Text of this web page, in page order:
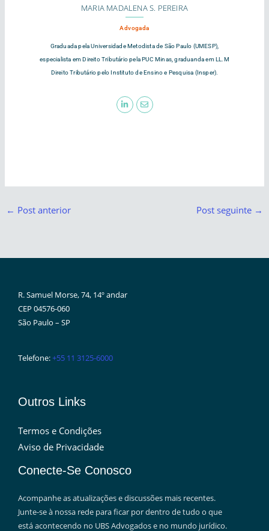
MARIA MADALENA S. PEREIRA
Advogada
Graduada pela Universidade Metodista de São Paulo (UMESP),
especialista em Direito Tributário pela PUC Minas, graduanda em LL.M
Direito Tributário pelo Instituto de Ensino e Pesquisa (Insper).
← Post anterior Post seguinte →
R. Samuel Morse, 74, 14º andar
CEP 04576-060
São Paulo – SP
Telefone:+55 11 3125-6000
Outros Links
Termos e Condições
Aviso de Privacidade
Conecte-Se Conosco
Acompanhe as atualizações e discussões mais recentes.
Junte-se à nossa rede para ficar por dentro de tudo o que
está acontecendo no UBS Advogados e no mundo jurídico.